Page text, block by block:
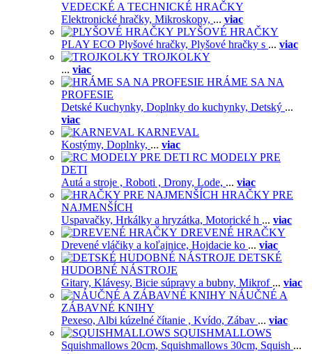
VEDECKÉ A TECHNICKÉ HRAČKY
Elektronické hračky, Mikroskopy, ... viac
PLYŠOVÉ HRAČKY
PLAY ECO Plyšové hračky, Plyšové hračky s ... viac
TROJKOLKY
... viac
HRÁME SA NA
PROFESIE
Detské Kuchynky, Doplnky do kuchynky, Detský ...
viac
KARNEVAL
Kostýmy, Doplnky, ... viac
RC MODELY PRE
DETI
Autá a stroje , Roboti , Drony, Lode, ... viac
HRAČKY PRE
NAJMENŠÍCH
Uspavačky, Hrkálky a hryzátka, Motorické h ... viac
DREVENÉ HRAČKY
Drevené vláčiky a koľajnice, Hojdacie ko ... viac
DETSKÉ
HUDOBNÉ NÁSTROJE
Gitary, Klávesy, Bicie súpravy a bubny, Mikrof ... viac
NÁUČNÉ A
ZÁBAVNÉ KNIHY
Pexeso, Albi kúzelné čítanie , Kvído, Zábav ... viac
SQUISHMALLOWS
Squishmallows 20cm, Squishmallows 30cm, Squish ...